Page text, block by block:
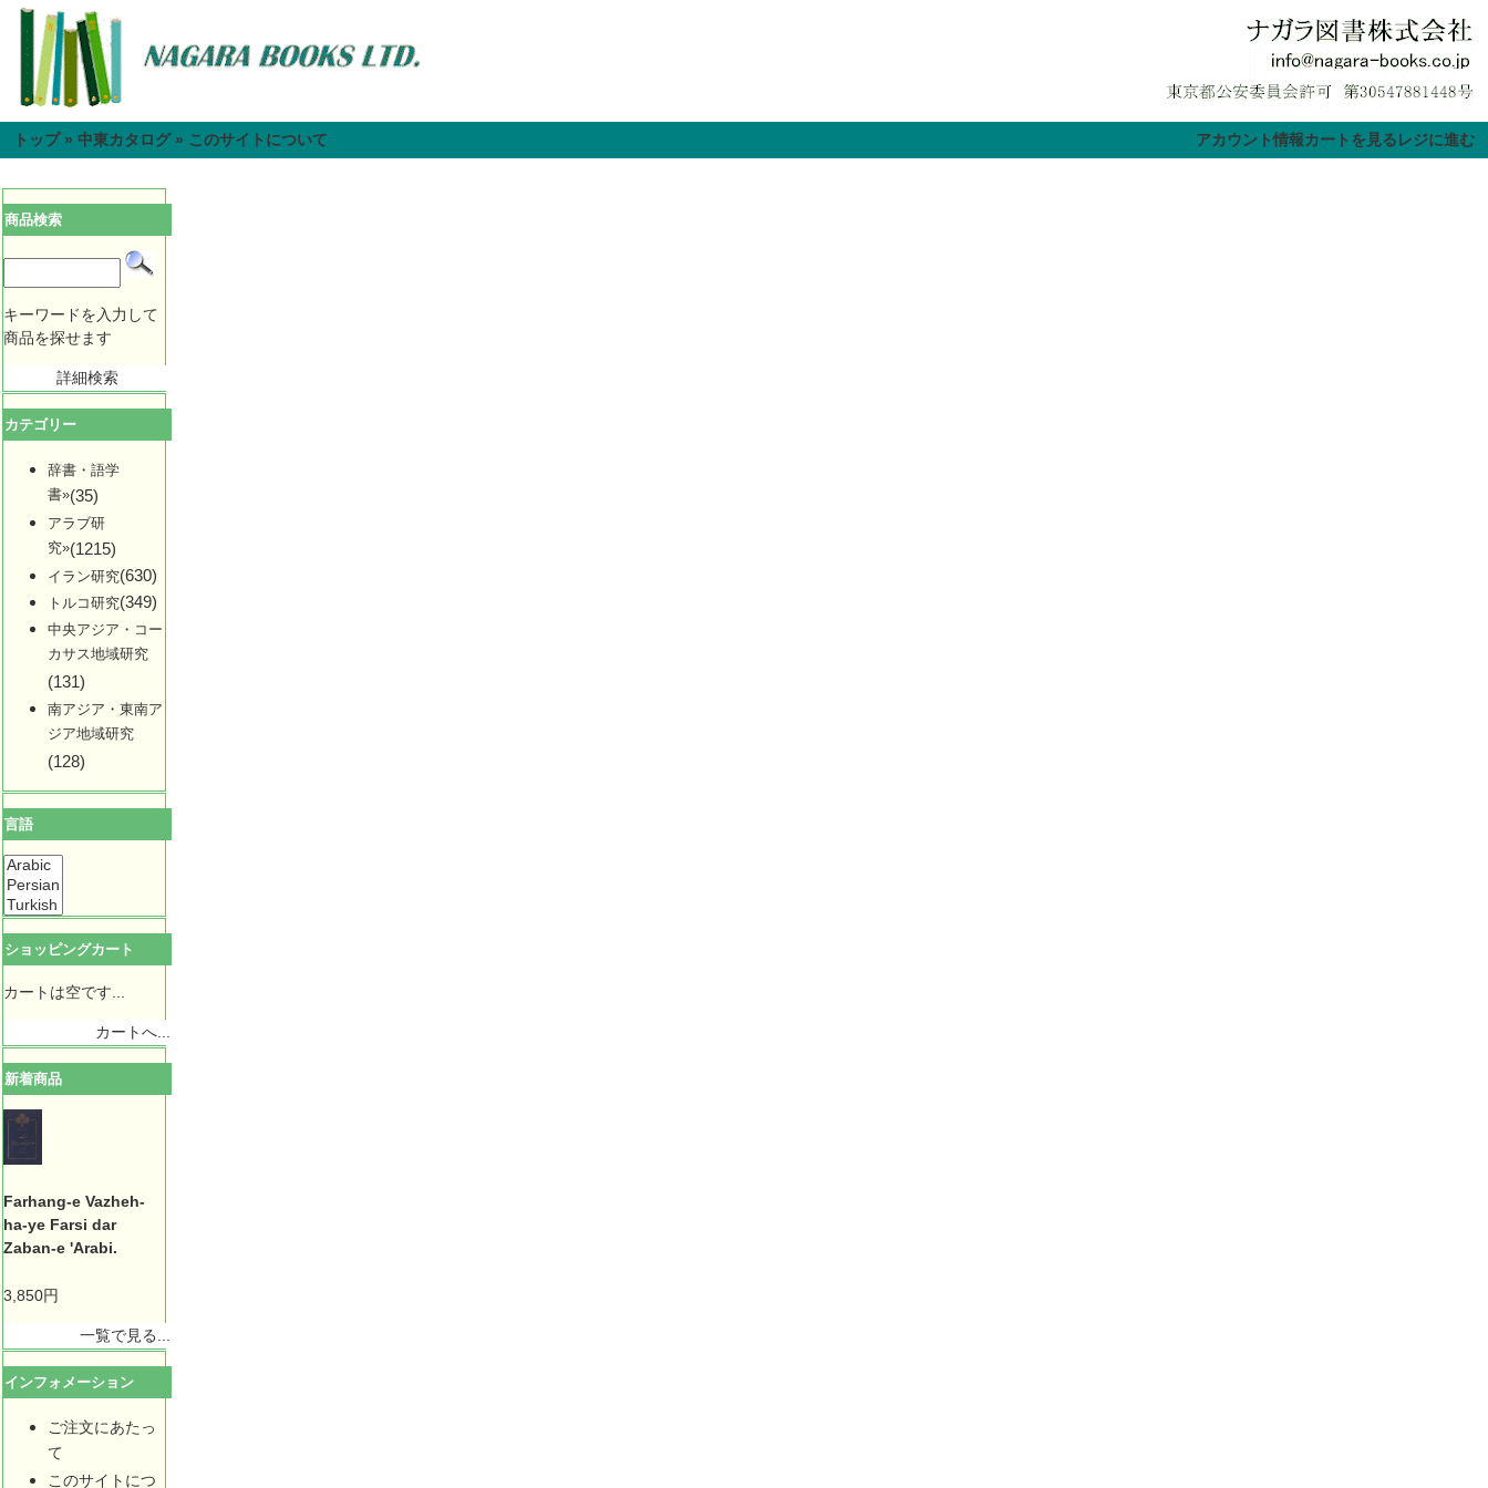
トップ» 中東カタログ» このサイトについて アカウント情報カートを見るレジに進む
商品検索
キーワードを入力して
商品を探せます
詳細検索
カテゴリー
辞書・語学
書»(35)
アラブ研
究»(1215)
イラン研究(630)
トルコ研究(349)
中央アジア・コー
カサス地域研究
(131)
南アジア・東南ア
ジア地域研究
(128)
言語
ショッピングカート
カートは空です...
カートへ...
新着商品
Farhang-e Vazheh-
ha-ye Farsi dar
Zaban-e 'Arabi.
3,850円
一覧で見る...
インフォメーション
ご注文にあたっ
て
このサイトにつ